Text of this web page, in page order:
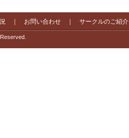
お問い合わせ サークルのご紹介